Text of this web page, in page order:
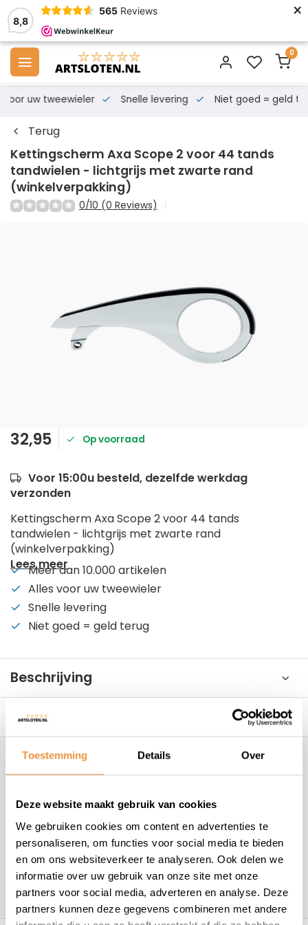
Toestemming Details Over
Deze website maakt gebruik van cookies
We gebruiken cookies om content en advertenties te
personaliseren, om functies voor social media te bieden
en om ons websiteverkeer te analyseren. Ook delen we
informatie over uw gebruik van onze site met onze
partners voor social media, adverteren en analyse. Deze
partners kunnen deze gegevens combineren met andere
8,8
565 Reviews ×
0
voor uw tweewieler Snelle levering Niet goed = geld
Terug
Kettingscherm Axa Scope 2 voor 44 tands
tandwielen - lichtgrijs met zwarte rand
(winkelverpakking)
0/10 (0 Reviews)
32,95 Op voorraad
Voor 15:00u besteld, dezelfde werkdag
verzonden
Kettingscherm Axa Scope 2 voor 44 tands
tandwielen - lichtgrijs met zwarte rand
(winkelverpakking)
Lees meer
Meer dan 10.000 artikelen
Alles voor uw tweewieler
Snelle levering
Niet goed = geld terug
Beschrijving
Reviews
Hoe kunnen wij je helpen?
+31 78 780 2330
info@artsloten.nl
157 klanten geven een 4.7/5 op